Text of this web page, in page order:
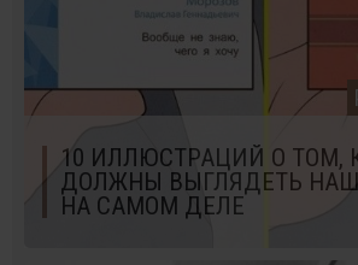
10 ИЛЛЮСТРАЦИЙ О ТОМ,
ДОЛЖНЫ ВЫГЛЯДЕТЬ
НА САМОМ ДЕЛЕ